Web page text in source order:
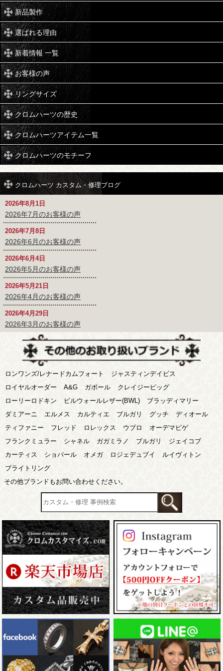
新品製作
選ばれる理由
新着情報 一覧
お客様の声
リングサイズ
クロムハーツの歴史
クロムハーツアイテム一覧
クロムハーツのモチーフ
クロムハーツ カスタム・修理ブログ
2026年8月1日
2026年7月のお客様の声
2026年7月8日
2026年6月のお客様の声
2026年6月4日
2026年5月のお客様の声
2026年5月21日
2026年4月のお客様の声
2026年4月29日
2026年3月のお客様の声
ロンワンズ/レナードカムフォート
ジャスティンデイビス
ロイヤルオーダー
A&G ガボール
クレイジーピッグ
ローリーロドキン
ビルウォールレザー(BWL)
ブラッディマリー
ダミアーニ
エルメス カルティエ ブルガリ グッチ
ディオール
ティファニー
フレッド ロレックス ウブロ
オーデマピゲ
フランクミュラー
シャネル ガガミラノ ブルガリ
ジェイコブ
カーティス
ショパール オメガ ロジェデュブイ
ルイヴィトン
ブライトリング
その他ブランドもお問い合わせください。